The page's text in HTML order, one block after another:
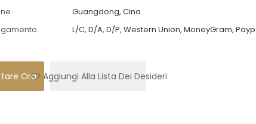
Guangdong, Cina
L/C, D/A, D/P, Western Union, MoneyGram,
Ora Aggiungi Alla Lista Dei Desideri